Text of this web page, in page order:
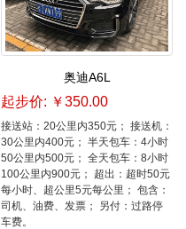
奥迪A6L
起步价: ￥350.00
接送站：20公里内350元； 接送机：
30公里内400元； 半天包车：4小时
50公里内500元； 全天包车：8小时
100公里内900元； 超出：超时50元
每小时、超公里5元每公里； 包含：
司机、油费、发票； 另付：过路停
车费。